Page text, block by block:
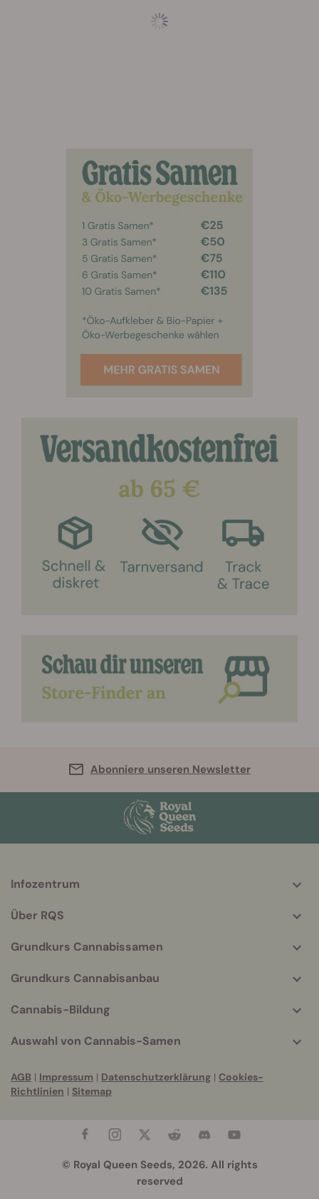
Abonniere unseren Newsletter
More
info
Infozentrum
Über RQS
Grundkurs Cannabissamen
Grundkurs Cannabisanbau
Cannabis-Bildung
Auswahl von Cannabis-Samen
AGB | Impressum | Datenschutzerklärung | Cookies-
Richtlinien | Sitemap
© Royal Queen Seeds, 2026. All rights
reserved